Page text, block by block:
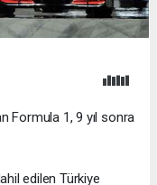
Formula 1, 9 yıl sonra
edilen Türkiye